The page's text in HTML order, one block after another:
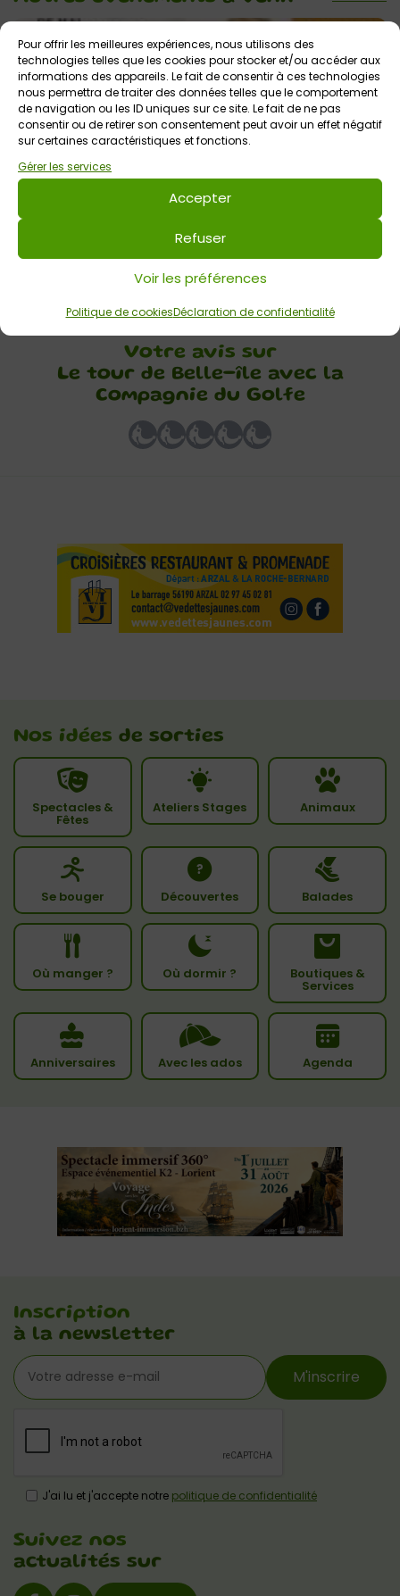
Pour offrir les meilleures expériences, nous utilisons des
technologies telles que les cookies pour stocker et/ou accéder aux
informations des appareils. Le fait de consentir à ces technologies
nous permettra de traiter des données telles que le comportement
de navigation ou les ID uniques sur ce site. Le fait de ne pas
consentir ou de retirer son consentement peut avoir un effet négatif
sur certaines caractéristiques et fonctions.
Gérer les services
Accepter
Refuser
Voir les préférences
Politique de cookiesDéclaration de confidentialité
Compagnie du Golfe
Votre avis sur
Le tour de Belle-île avec la
Compagnie du Golfe
Nos idées de sorties
Spectacles &
Fêtes
Ateliers Stages Animaux
Se bouger Découvertes Balades
Où manger ? Où dormir ? Boutiques &
Services
Anniversaires Avec les ados Agenda
Inscription
à la newsletter
M'inscrire
J'ai lu et j'accepte notre politique de confidentialité
Suivez nos
actualités sur